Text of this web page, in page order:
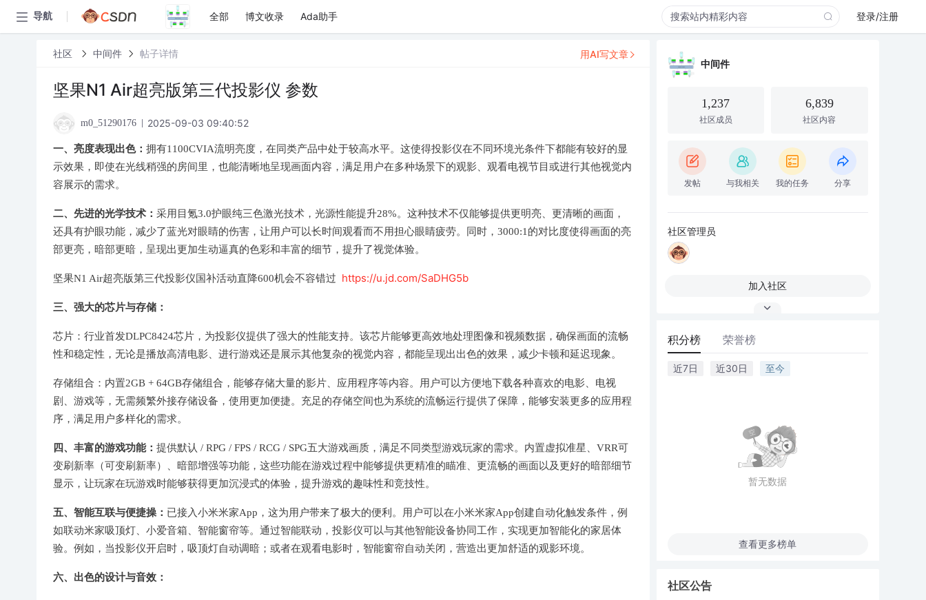
导航 全部 博文收录 Ada助手 登录/注册
社区 中间件 帖子详情
坚果N1 Air超亮版第三代投影仪 参数
m0_51290176 2025-09-03 09:40:52
一、亮度表现出色： 拥有1100CVIA流明亮度，在同类产品中处于较高水平。这使得投影仪在不同环境光条件下都能有较好的显
示效果，即使在光线稍强的房间里，也能清晰地呈现画面内容，满足用户在多种场景下的观影、观看电视节目或进行其他视觉内
容展示的需求。
二、先进的光学技术： 采用目氪3.0护眼纯三色激光技术，光源性能提升28%。这种技术不仅能够提供更明亮、更清晰的画面，
还具有护眼功能，减少了蓝光对眼睛的伤害，让用户可以长时间观看而不用担心眼睛疲劳。同时，3000:1的对比度使得画面的亮
部更亮，暗部更暗，呈现出更加生动逼真的色彩和丰富的细节，提升了视觉体验。
坚果N1 Air超亮版第三代投影仪国补活动直降600机会不容错过 https://u.jd.com/SaDHG5b
三、强大的芯片与存储：
芯片：行业首发DLPC8424芯片，为投影仪提供了强大的性能支持。该芯片能够更高效地处理图像和视频数据，确保画面的流畅
性和稳定性，无论是播放高清电影、进行游戏还是展示其他复杂的视觉内容，都能呈现出出色的效果，减少卡顿和延迟现象。
存储组合：内置2GB + 64GB存储组合，能够存储大量的影片、应用程序等内容。用户可以方便地下载各种喜欢的电影、电视
剧、游戏等，无需频繁外接存储设备，使用更加便捷。充足的存储空间也为系统的流畅运行提供了保障，能够安装更多的应用程
序，满足用户多样化的需求。
四、丰富的游戏功能： 提供默认 / RPG / FPS / RCG / SPG五大游戏画质，满足不同类型游戏玩家的需求。内置虚拟准星、VRR可
变刷新率（可变刷新率）、暗部增强等功能，这些功能在游戏过程中能够提供更精准的瞄准、更流畅的画面以及更好的暗部细节
显示，让玩家在玩游戏时能够获得更加沉浸式的体验，提升游戏的趣味性和竞技性。
五、智能互联与便捷操： 已接入小米米家App，这为用户带来了极大的便利。用户可以在小米米家App创建自动化触发条件，例
如联动米家吸顶灯、小爱音箱、智能窗帘等。通过智能联动，投影仪可以与其他智能设备协同工作，实现更加智能化的家居体
验。例如，当投影仪开启时，吸顶灯自动调暗；或者在观看电影时，智能窗帘自动关闭，营造出更加舒适的观影环境。
六、出色的设计与音效：
用AI写文章
中间件
1,237
社区成员
6,839
社区内容
发帖 与我相关 我的任务 分享
社区管理员
加入社区
积分榜 荣誉榜
近7日 近30日 至今
暂无数据
查看更多榜单
社区公告